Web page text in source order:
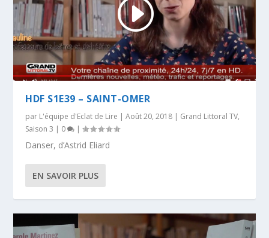
HDF S1E39 – SAINT-OMER
par L'équipe d'Eclat de Lire |Août 20, 2018 | Grand Littoral TV,
Saison 3 | 0 |
Danser, d’Astrid Eliard
EN SAVOIR PLUS